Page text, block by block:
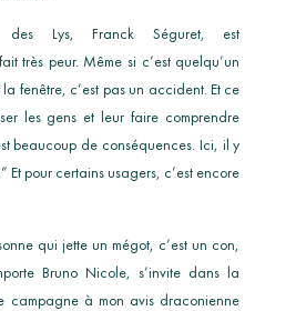
Lys, Franck Séguret, est
très peur. Même si c’est quelqu’un
fenêtre, c’est pas un accident. Et ce
les gens et leur faire comprendre
beaucoup de conséquences. Ici, il y
Et pour certains usagers, c’est encore
qui jette un mégot, c’est un con,
Bruno Nicole, s’invite dans la
campagne à mon avis draconienne